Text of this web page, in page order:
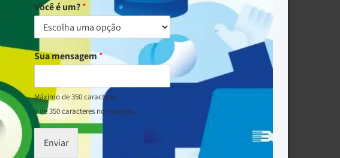
Você é um?*
Sua mensagem*
Máximo de 350 caracteres
0 de 350 caracteres no máximo.
Enviar